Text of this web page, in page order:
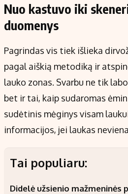
Nuo kastuvo iki
duomenys
Pagrindas vis tiek išlieka
pagal aiškią metodiką ir
lauko zonas. Svarbu ne tik
bet ir tai, kaip sudaromas
sudėtinis mėginys visam
informacijos, jei laukas
Tai populiaru:
Didelė užsienio mažmeninės